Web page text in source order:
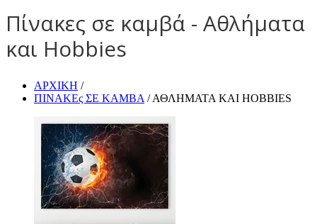
Πίνακες σε καμβά - Αθλήματα
και Hobbies
ΑΡΧΙΚΗ /
ΠΙΝΑΚΕς ΣΕ ΚΑΜΒΑ / ΑΘΛΗΜΑΤΑ ΚΑΙ HOBBIES